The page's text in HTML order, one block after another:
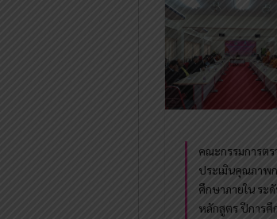
คณะกรรมการตร
ประเมินคุณภาพ
ศึกษาภายใน ระ
หลักสูตร ปีการศึ